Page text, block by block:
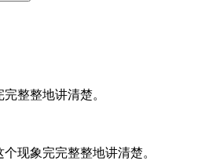
整整地讲清楚。
现象完完整整地讲清楚。